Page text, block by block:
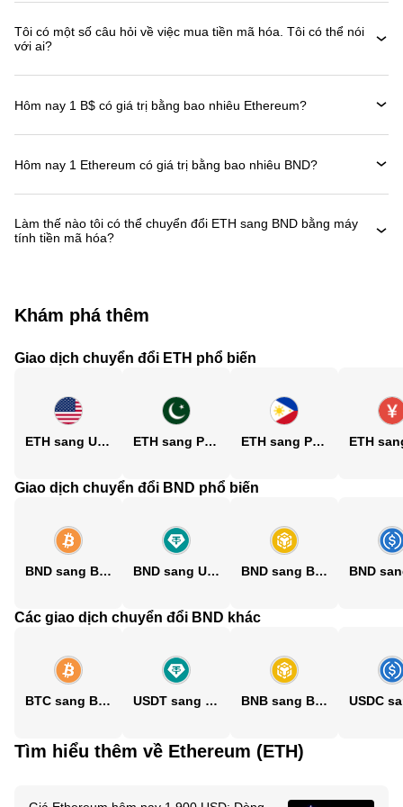
Tôi có một số câu hỏi về việc mua tiền mã hóa. Tôi có thể nói
với ai?
Hôm nay 1 B$ có giá trị bằng bao nhiêu Ethereum?
Hôm nay 1 Ethereum có giá trị bằng bao nhiêu BND?
Làm thế nào tôi có thể chuyển đổi ETH sang BND bằng máy
tính tiền mã hóa?
Khám phá thêm
Giao dịch chuyển đổi ETH phổ biến
ETH sang USD ETH sang PKR ETH sang PHP
Giao dịch chuyển đổi BND phổ biến
BND sang BTC BND sang USDT BND sang BNB
Các giao dịch chuyển đổi BND khác
BTC sang BND USDT sang BND BNB sang BND
Tìm hiểu thêm về Ethereum (ETH)